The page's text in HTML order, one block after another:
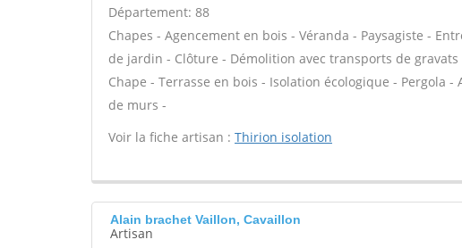
Département: 88
Chapes - Agencement en bois - Véranda - Paysagiste -
de jardin - Clôture - Démolition avec transports de
Chape - Terrasse en bois - Isolation écologique - Pergola
de murs -
Voir la fiche artisan : Thirion isolation
Alain brachet Vaillon, Cavaillon
Artisan